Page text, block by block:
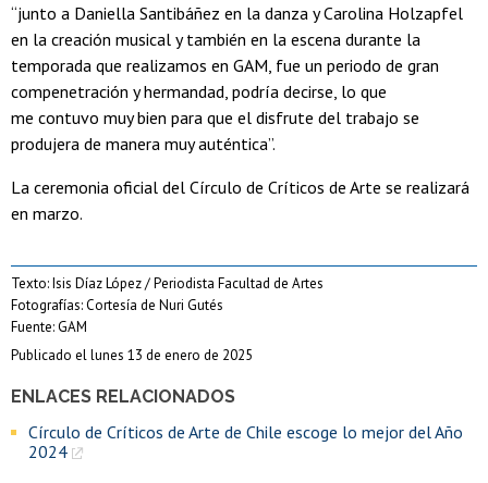
ENLACES RELACIONADOS
Círculo de Críticos de Arte de Chile escoge lo mejor del Año
2024
“junto a Daniella Santibáñez en la danza y Carolina Holzapfel
en la creación musical y también en la escena durante la
temporada que realizamos en GAM, fue un periodo de gran
compenetración y hermandad, podría decirse, lo que
me contuvo muy bien para que el disfrute del trabajo se
produjera de manera muy auténtica”.
La ceremonia oficial del Círculo de Críticos de Arte se realizará
en marzo.
Texto: Isis Díaz López / Periodista Facultad de Artes
Fotografías: Cortesía de Nuri Gutés
Fuente: GAM
Publicado el lunes 13 de enero de 2025